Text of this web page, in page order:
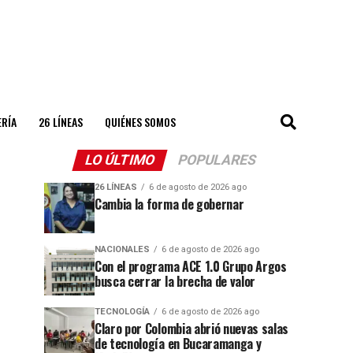
26 LÍNEAS QUIÉNES SOMOS
LO ÚLTIMO POPULARES
26 LÍNEAS 6 de agosto de 2026 ago
Cambia la forma de gobernar
NACIONALES 6 de agosto de 2026 ago
Con el programa ACE 1.0 Grupo Argos
busca cerrar la brecha de valor
TECNOLOGÍA 6 de agosto de 2026 ago
Claro por Colombia abrió nuevas salas
de tecnología en Bucaramanga y